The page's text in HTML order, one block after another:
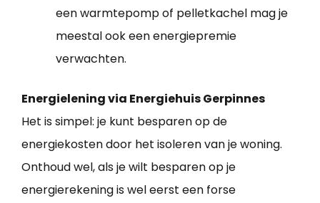
een warmtepomp of pelletkachel mag je
meestal ook een energiepremie
verwachten.
Energielening via Energiehuis Gerpinnes
Het is simpel: je kunt besparen op de
energiekosten door het isoleren van je woning.
Onthoud wel, als je wilt besparen op je
energierekening is wel eerst een forse